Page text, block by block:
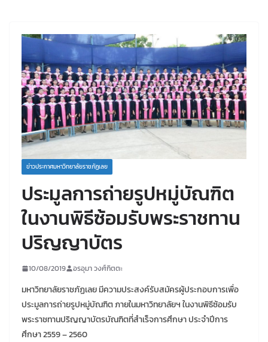
ข่าวประกาศมหาวิทยาลัยราชภัฏเลย
ประมูลการถ่ายรูปหมู่บัณฑิต
ในงานพิธีซ้อมรับพระราชทาน
ปริญญาบัตร
10/08/2019 อรอุมา วงศ์กิตตะ
มหาวิทยาลัยราชภัฏเลย มีความประสงค์รับสมัครผู้ประกอบการเพื่อ
ประมูลการถ่ายรูปหมู่บัณฑิต ภายในมหาวิทยาลัยฯ ในงานพิธีซ้อมรับ
พระราชทานปริญญาบัตรบัณฑิตที่สำเร็จการศึกษา ประจำปีการ
ศึกษา 2559 – 2560